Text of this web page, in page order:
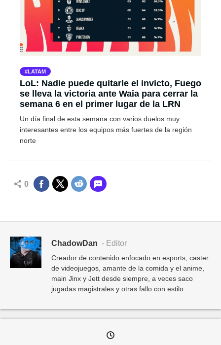
LATAM
LoL: Nadie puede quitarle el invicto, Fuego
se lleva la victoria ante Waia para cerrar la
semana 6 en el primer lugar de la LRN
Un día final de esta semana con varios duelos muy
interesantes entre los equipos más fuertes de la región
norte
0
ChadowDan - Editor
Creador de contenido enfocado en esports, caster
de videojuegos, amante de la comida y el anime,
main Jinx y Jett desde siempre, a veces saco
jugadas magistrales y otras fallo con estilo.